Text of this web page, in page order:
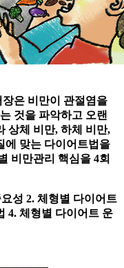
은 비만이 관절염을
것을 파악하고 오랜
상체 비만, 하체 비만,
에 맞는 다이어트법을
비만관리 핵심을 4회
성 2. 체형별 다이어트
4. 체형별 다이어트 운